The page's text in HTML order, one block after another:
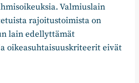
Valmiuslain
rajoitustoimista on
lain edellyttämät
oikeasuhtaisuuskriteerit eivät